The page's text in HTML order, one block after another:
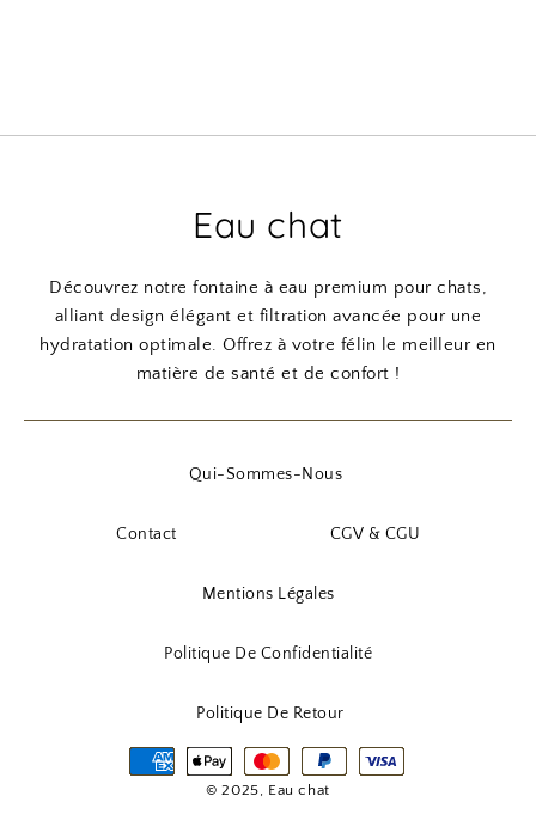
Eau chat
Découvrez notre fontaine à eau premium pour chats,
alliant design élégant et filtration avancée pour une
hydratation optimale. Offrez à votre félin le meilleur en
matière de santé et de confort !
Qui-Sommes-Nous
Contact CGV & CGU
Mentions Légales
Politique De Confidentialité
Politique De Retour
© 2025, Eau chat